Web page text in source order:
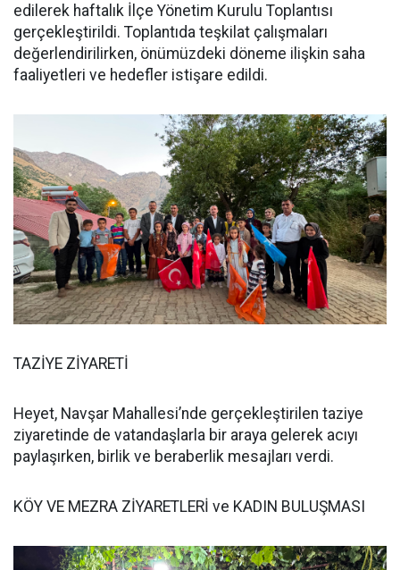
edilerek haftalık İlçe Yönetim Kurulu Toplantısı
gerçekleştirildi. Toplantıda teşkilat çalışmaları
değerlendirilirken, önümüzdeki döneme ilişkin saha
faaliyetleri ve hedefler istişare edildi.
TAZİYE ZİYARETİ
Heyet, Navşar Mahallesi’nde gerçekleştirilen taziye
ziyaretinde de vatandaşlarla bir araya gelerek acıyı
paylaşırken, birlik ve beraberlik mesajları verdi.
KÖY VE MEZRA ZİYARETLERİ ve KADIN BULUŞMASI